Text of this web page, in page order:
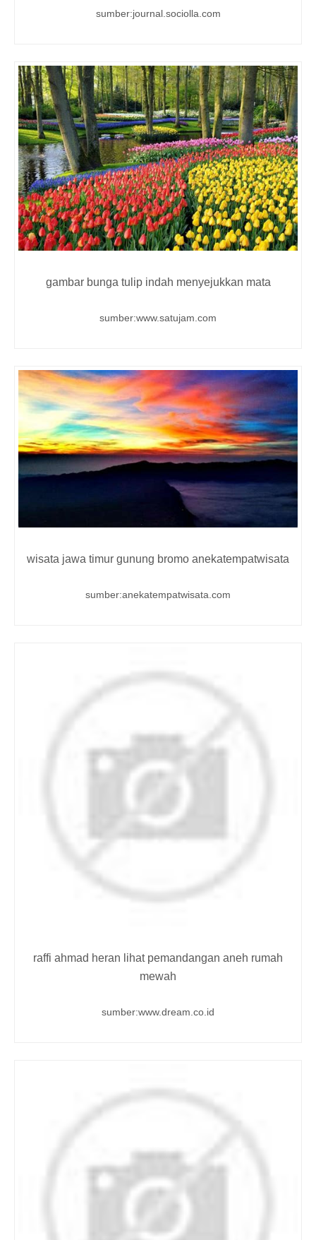
sumber:journal.sociolla.com
gambar bunga tulip indah menyejukkan mata
sumber:www.satujam.com
wisata jawa timur gunung bromo anekatempatwisata
sumber:anekatempatwisata.com
raffi ahmad heran lihat pemandangan aneh rumah
mewah
sumber:www.dream.co.id